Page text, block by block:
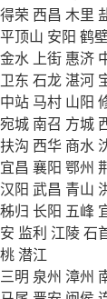
得荣 西昌 木里
平顶山 安阳 鹤
金水 上街 惠济
卫东 石龙湛河
中站 马村 山阳
宛城 南召 方城
扶沟 西华 商水
宜昌 襄阳 鄂州
汉阳 武昌 青山
秭归 长阳 五峰
监利 江陵石
潜江
三明 泉州 漳州